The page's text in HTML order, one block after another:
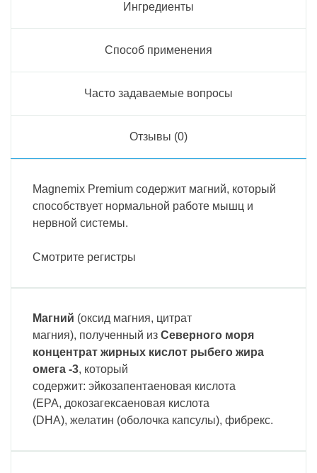
Ингредиенты
Способ применения
Часто задаваемые вопросы
Отзывы (0)
Magnemix Premium содержит магний, который
способствует нормальной работе мышц и
нервной системы.
Смотрите регистры
Mагний (оксид магния, цитрат
магния), полученный из Северного моря
концентрат жирных кислот рыбего жира
омега -3, который
содержит: эйкозапентаеновая кислота
(EPA, докозагексаеновая кислота
(DHA), желатин (оболочка капсулы), фибрекс.